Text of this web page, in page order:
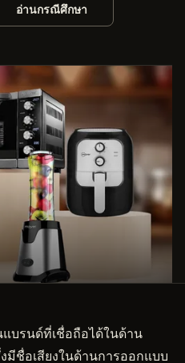
อ่านกรณีศึกษา
แบรนด์ที่เชื่อถือได้ในด้าน
มีชื่อเสียงในด้านการออกแบบ